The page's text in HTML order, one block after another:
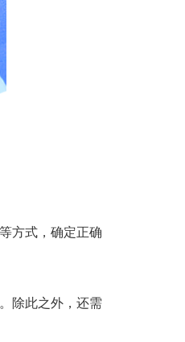
方式，确定正确
除此之外，还需